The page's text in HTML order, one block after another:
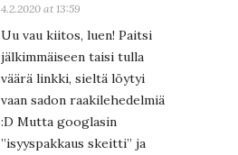
4.2.2020 at 13:59
Uu vau kiitos, luen! Paitsi
jälkimmäiseen taisi tulla
väärä linkki, sieltä löytyi
vaan sadon raakilehedelmiä
:D Mutta googlasin
”isyyspakkaus skeitti” ja